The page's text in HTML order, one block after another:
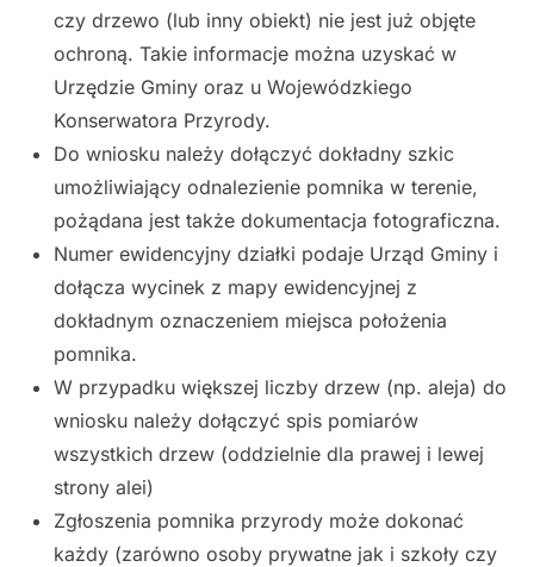
czy drzewo (lub inny obiekt) nie jest już objęte
ochroną. Takie informacje można uzyskać w
Urzędzie Gminy oraz u Wojewódzkiego
Konserwatora Przyrody.
Do wniosku należy dołączyć dokładny szkic
umożliwiający odnalezienie pomnika w terenie,
pożądana jest także dokumentacja fotograficzna.
Numer ewidencyjny działki podaje Urząd Gminy i
dołącza wycinek z mapy ewidencyjnej z
dokładnym oznaczeniem miejsca położenia
pomnika.
W przypadku większej liczby drzew (np. aleja) do
wniosku należy dołączyć spis pomiarów
wszystkich drzew (oddzielnie dla prawej i lewej
strony alei)
Zgłoszenia pomnika przyrody może dokonać
każdy (zarówno osoby prywatne jak i szkoły czy